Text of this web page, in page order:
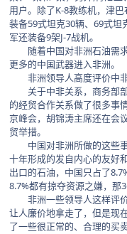
用户。除了K-8教练机，津
装备59式坦克30辆、69式坦
军还装备9架J-7战机。
随着中国对非洲石油需求
更多的中国武器进入非洲。
非洲领导人高度评价中
关于中非关系，商务部部
的经贸合作关系做了很多事
京峰会，胡锦涛主席还在会
贸举措。
中国对非洲所做的这些事
十年形成的发自内心的友好
出口的石油，中国只占了
8.7%都有掠夺资源之嫌，那
非洲一些领导人这样评价
让人廉价地拿走了，但是现
了一些很正常的、合理的买卖